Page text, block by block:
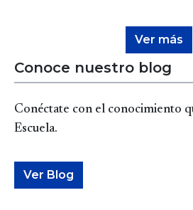
Ver más
Conoce nuestro blog
Conéctate con el conocimiento
Escuela.
Ver Blog